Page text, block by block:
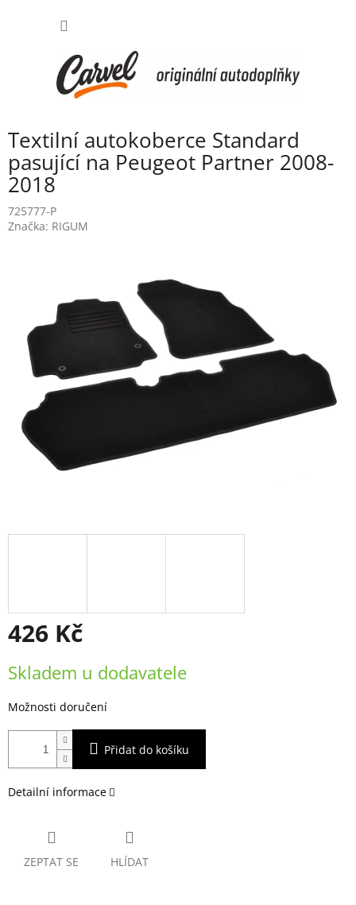
Textilní autokoberce Standard
pasující na Peugeot Partner 2008-
2018
725777-P
Značka: RIGUM
426 Kč
cena:
Skladem u dodavatele
Možnosti doručení
Přidat do košíku
Detailní informace
ZEPTAT SE HLÍDAT